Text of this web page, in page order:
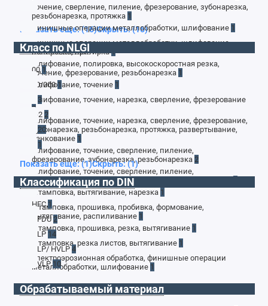
точение, сверление, пиление, фрезерование, зубонарезка,
резьбонарезка, протяжка 1
финишные операции металлобработки, шлифование 1
финишные операции металлобработки, шлифование,
полировка, притирка1
шлифование, полировка, высокоскоростная резка,
точение, фрезерование, резьбонарезка 1
шлифование, точение 1
шлифование, точение, нарезка, сверление, фрезерование
2
шлифование, точение, нарезка, сверление, фрезерование,
зубонарезка, резьбонарезка, протяжка, развертывание,
зенкование 1
шлифование, точение, сверление, пиление,
фрезерование, зубонарезка, резьбонарезка 2
шлифование, точение, сверление, пиление,
фрезерование, зубонарезка, резьбонарезка, протяжка
штамповка, вытягивание, нарезка 1
штамповка, прошивка, пробивка, формование,
вытягивание, распиливание 1
штамповка, прошивка, резка, вытягивание 1
штамповка, резка листов, вытягивание 1
электроэрозионная обработка, финишные операции
металлобработки, шлифование 1
Показать еще: (16)Скрыть: (16)
Класс по NLGI
00 1
00/0001
3
1-2 2
220
1
Показать еще: (1)Скрыть: (1)
Классификация по DIN
HFC1
HFDU 2
HLP 14
HLP/ HVLP 4
HVLP10
Обрабатываемый материал